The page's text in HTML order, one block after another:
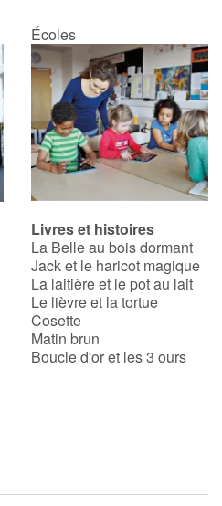
Écoles
Livres et histoires
La Belle au bois dormant
Jack et le haricot magique
La laitière et le pot au lait
Le lièvre et la tortue
Cosette
Matin brun
Boucle d'or et les 3 ours